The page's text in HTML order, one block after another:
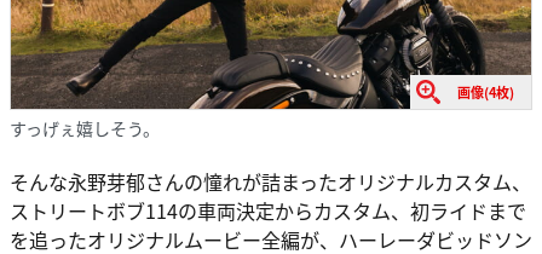
画像(4枚)
すっげぇ嬉しそう。
そんな永野芽郁さんの憧れが詰まったオリジナルカスタム、
ストリートボブ114の車両決定からカスタム、初ライドまで
を追ったオリジナルムービー全編が、ハーレーダビッドソン